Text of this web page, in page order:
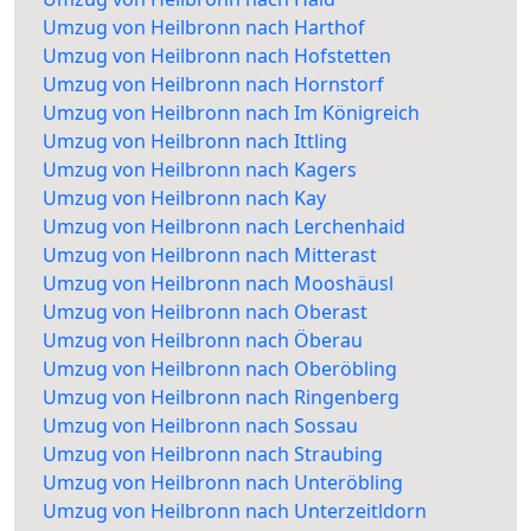
Umzug von Heilbronn nach Harthof
Umzug von Heilbronn nach Hofstetten
Umzug von Heilbronn nach Hornstorf
Umzug von Heilbronn nach Im Königreich
Umzug von Heilbronn nach Ittling
Umzug von Heilbronn nach Kagers
Umzug von Heilbronn nach Kay
Umzug von Heilbronn nach Lerchenhaid
Umzug von Heilbronn nach Mitterast
Umzug von Heilbronn nach Mooshäusl
Umzug von Heilbronn nach Oberast
Umzug von Heilbronn nach Öberau
Umzug von Heilbronn nach Oberöbling
Umzug von Heilbronn nach Ringenberg
Umzug von Heilbronn nach Sossau
Umzug von Heilbronn nach Straubing
Umzug von Heilbronn nach Unteröbling
Umzug von Heilbronn nach Unterzeitldorn